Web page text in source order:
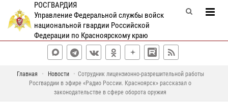
РОСГВАРДИЯ
Управление Федеральной службы войск
национальной гвардии Российской
Федерации по Красноярскому краю
Главная Новости
Сотрудник лицензионно-разрешительной работы
Росгвардии в эфире «Радио России. Красноярск» рассказал о
законодательстве в сфере оборота оружия